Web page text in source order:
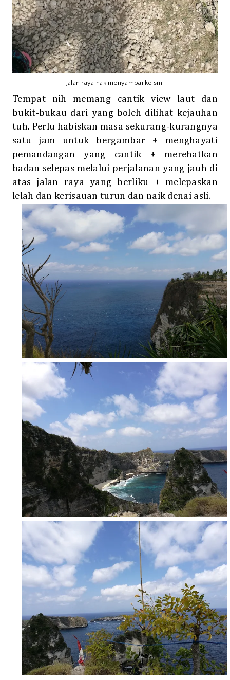
Jalan raya nak menyampai ke sini
Tempat nih memang cantik view laut dan
bukit-bukau dari yang boleh dilihat kejauhan
tuh. Perlu habiskan masa sekurang-kurangnya
satu jam untuk bergambar + menghayati
pemandangan yang cantik + merehatkan
badan selepas melalui perjalanan yang jauh di
atas jalan raya yang berliku + melepaskan
lelah dan kerisauan turun dan naik denai asli.